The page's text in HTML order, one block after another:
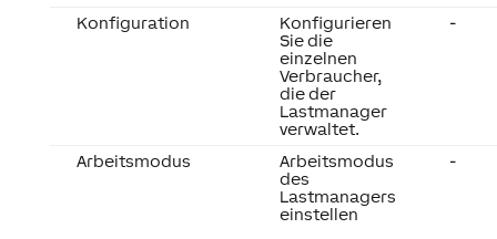
Konfiguration
Konfigurieren
Sie die
einzelnen
Verbraucher,
die der
Lastmanager
verwaltet.
-
Arbeitsmodus
Arbeitsmodus
des
Lastmanagers
einstellen
-